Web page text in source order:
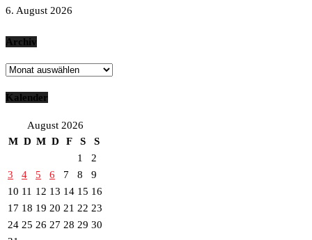
6. August 2026
Archiv
Archiv
Kalender
August 2026
M D M D F S
S
1
2
3
4 5 6 7 8
9
10 11 12 13 14 15 16
17 18 19 20 21 22 23
24 25 26 27 28 29 30